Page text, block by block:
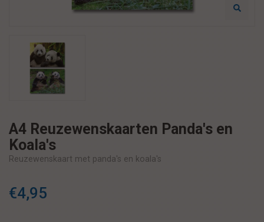
A4 Reuzewenskaarten Panda's en
Koala's
Reuzewenskaart met panda's en koala's
€4,95